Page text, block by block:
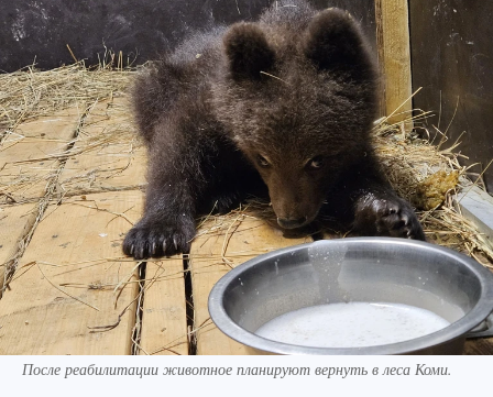
После реабилитации животное планируют вернуть в леса Коми.